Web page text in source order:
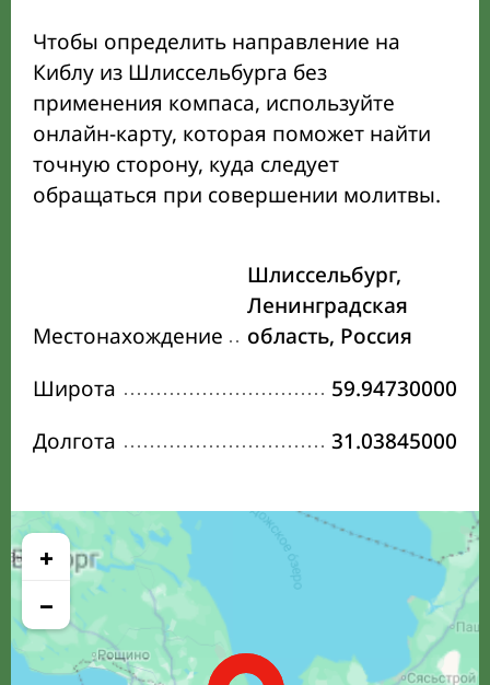
Чтобы определить направление на
Киблу из Шлиссельбурга без
применения компаса, используйте
онлайн-карту, которая поможет найти
точную сторону, куда следует
обращаться при совершении молитвы.
Местонахождение
Шлиссельбург,
Ленинградская
область, Россия
Широта
59.94730000
Долгота
31.03845000
+
−